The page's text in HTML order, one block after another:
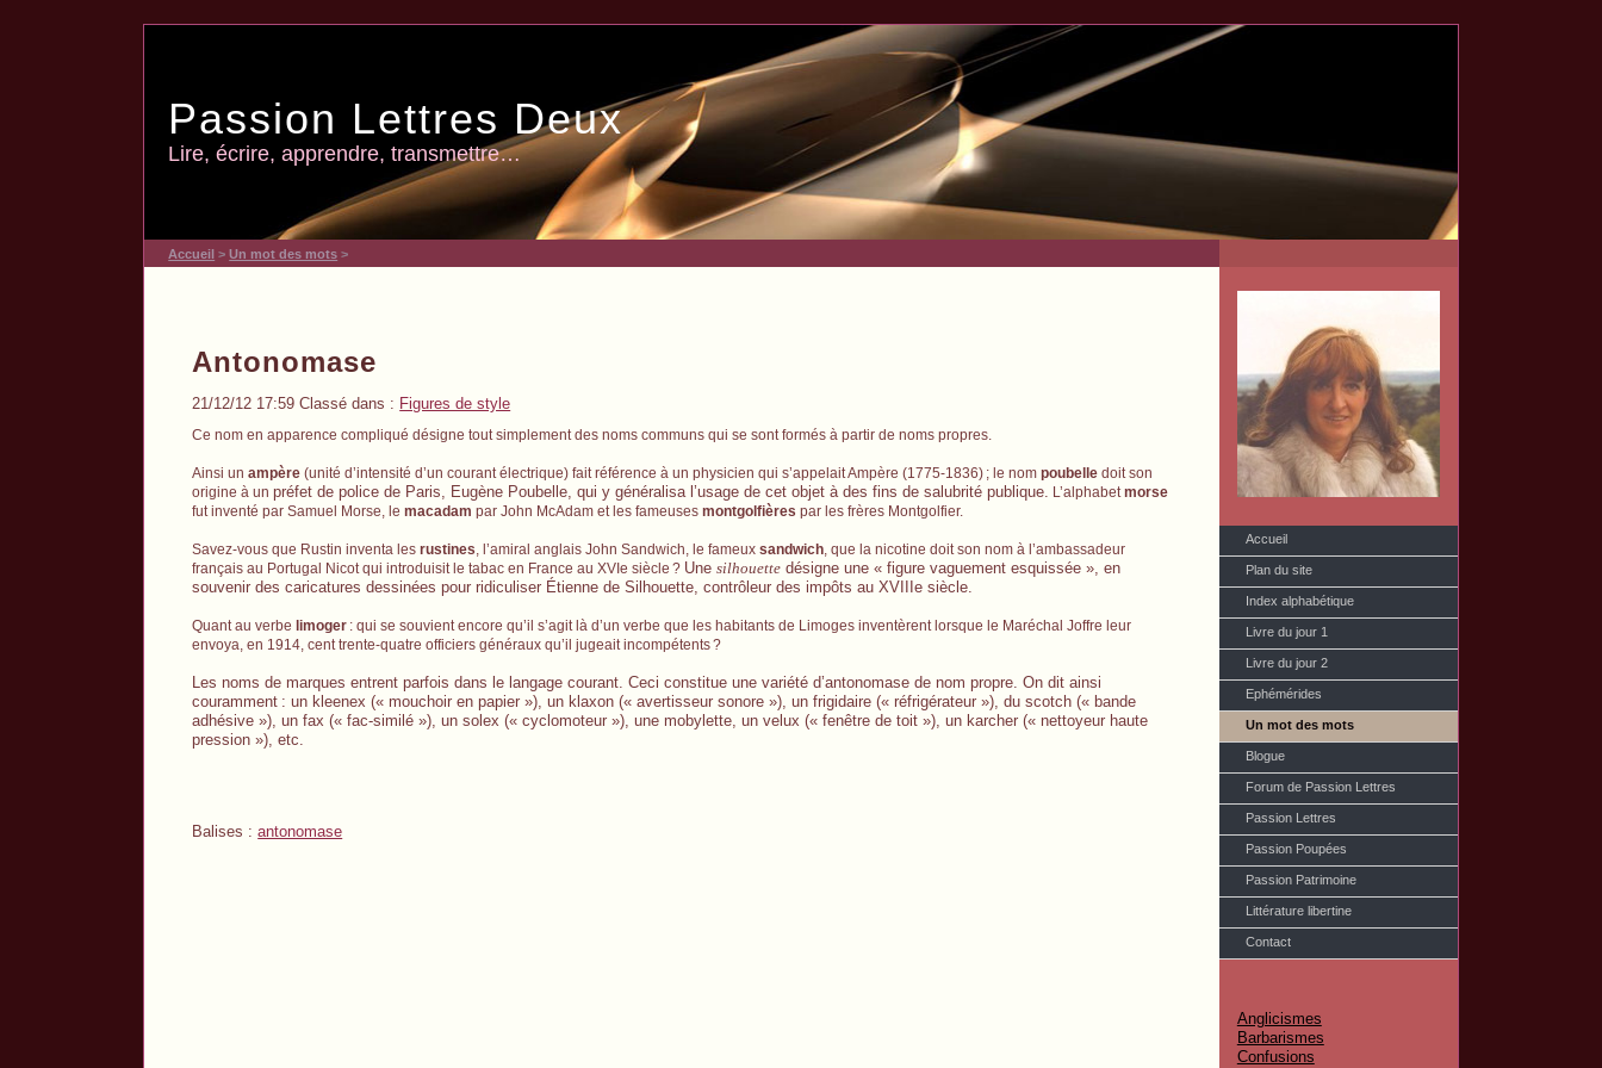
Passion Lettres Deux
Lire, écrire, apprendre, transmettre…
Accueil
Plan du site
Index alphabétique
Livre du jour 1
Livre du jour 2
Ephémérides
Un mot des mots
Blogue
Forum de Passion Lettres
Passion Lettres
Passion Poupées
Passion Patrimoine
Littérature libertine
Contact
Anglicismes
Barbarismes
Confusions
Accueil >Un mot des mots >
Antonomase
21/12/12 17:59 Classé dans : Figures de style
Ce nom en apparence compliqué désigne tout simplement des noms communs qui se sont formés à partir de noms propres.
Ainsi unampère (unité d’intensité d’un courant électrique) fait référence à un physicien qui s’appelait Ampère (1775-1836) ; le nompoubelle doit son
origine à unpréfet de police de Paris, Eugène Poubelle, qui y généralisa l’usage de cet objet à des fins de salubrité publique. L’alphabetmorse
fut inventé par Samuel Morse, lemacadam par John McAdam et les fameusesmontgolfières par les frères Montgolfier.
Savez-vous que Rustin inventa lesrustines, l’amiral anglais John Sandwich, le fameuxsandwich, que la nicotine doit son nom à l’ambassadeur
français au Portugal Nicot qui introduisit le tabac en France au XVIe siècle ? Unesilhouette désigne une « figure vaguement esquissée », en
souvenir des caricatures dessinées pour ridiculiser Étienne de Silhouette, contrôleur des impôts au XVIIIe siècle.
Quant au verbe limoger : qui se souvient encore qu’il s’agit là d’un verbe que les habitants de Limoges inventèrent lorsque le Maréchal Joffre leur
envoya, en 1914, cent trente-quatre officiers généraux qu’il jugeait incompétents?
Les noms de marques entrent parfois dans le langage courant. Ceci constitue une variété d’antonomase de nom propre. On dit ainsi
couramment : un kleenex (« mouchoir en papier »), un klaxon (« avertisseur sonore »), un frigidaire (« réfrigérateur »), du scotch (« bande
adhésive »), un fax (« fac-similé »), un solex (« cyclomoteur »), une mobylette, un velux (« fenêtre de toit »), un karcher (« nettoyeur haute
pression »), etc.
Balises :antonomase